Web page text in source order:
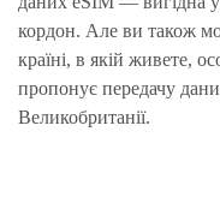
кордон. Але ви також
країні, в якій живете,
пропонує передачу
Великобританії.